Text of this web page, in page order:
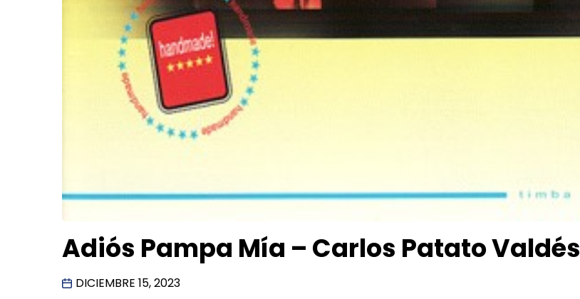
Adiós Pampa Mía – Carlos Patato Valdés
DICIEMBRE 15, 2023